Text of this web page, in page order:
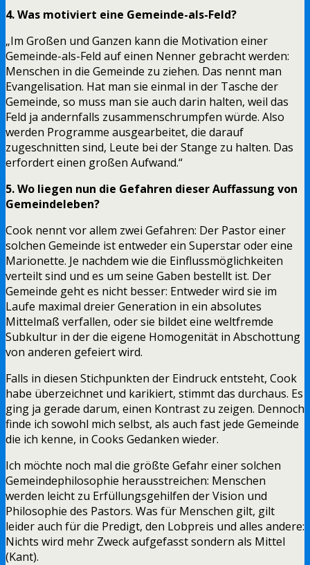
4. Was motiviert eine Gemeinde-als-Feld?
„Im Großen und Ganzen kann die Motivation einer
Gemeinde-als-Feld auf einen Nenner gebracht werden:
Menschen in die Gemeinde zu ziehen. Das nennt man
Evangelisation. Hat man sie einmal in der Tasche der
Gemeinde, so muss man sie auch darin halten, weil das
Feld ja andernfalls zusammenschrumpfen würde. Also
werden Programme ausgearbeitet, die darauf
zugeschnitten sind, Leute bei der Stange zu halten. Das
erfordert einen großen Aufwand.“
5. Wo liegen nun die Gefahren dieser Auffassung von
Gemeindeleben?
Cook nennt vor allem zwei Gefahren: Der Pastor einer
solchen Gemeinde ist entweder ein Superstar oder eine
Marionette. Je nachdem wie die Einflussmöglichkeiten
verteilt sind und es um seine Gaben bestellt ist. Der
Gemeinde geht es nicht besser: Entweder wird sie im
Laufe maximal dreier Generation in ein absolutes
Mittelmaß verfallen, oder sie bildet eine weltfremde
Subkultur in der die eigene Homogenität in Abschottung
von anderen gefeiert wird.
Falls in diesen Stichpunkten der Eindruck entsteht, Cook
habe überzeichnet und karikiert, stimmt das durchaus. Es
ging ja gerade darum, einen Kontrast zu zeigen. Dennoch
finde ich sowohl mich selbst, als auch fast jede Gemeinde
die ich kenne, in Cooks Gedanken wieder.
Ich möchte noch mal die größte Gefahr einer solchen
Gemeindephilosophie herausstreichen: Menschen
werden leicht zu Erfüllungsgehilfen der Vision und
Philosophie des Pastors. Was für Menschen gilt, gilt
leider auch für die Predigt, den Lobpreis und alles andere:
Nichts wird mehr Zweck aufgefasst sondern als Mittel
(Kant).